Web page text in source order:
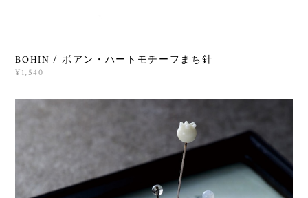
BOHIN / ボアン・ハートモチーフまち針
¥1,540